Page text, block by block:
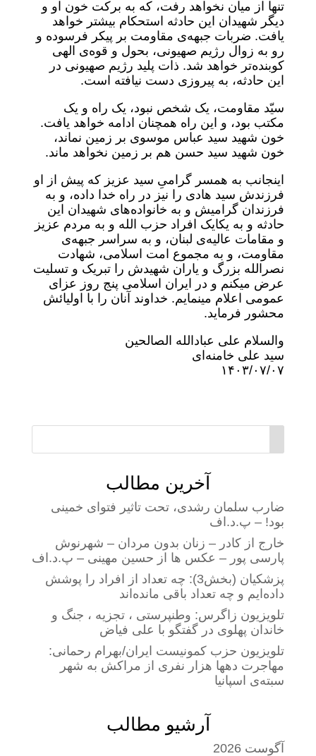
تنها از میان نخواهد رفت، که به برکت خون او و
دیگر شهیدان این حادثه استحکام بیشتر خواهد
یافت. ضربات جبهه‌ی مقاومت بر پیکر فرسوده و
رو به زوال رژیم صهیونی، بحول و قوه‌ی الهی
کوبنده‌تر خواهد شد. ذات پلید رژیم صهیونی در
این حادثه، به پیروزی دست نیافته است.
سیّد مقاومت، یک شخص نبود، یک راه و یک
مکتب بود، و این راه همچنان ادامه خواهد یافت.
خون شهید سید عباس موسوی بر زمین نماند،
خون شهید سید حسن هم بر زمین نخواهد ماند.
اینجانب به همسر گرامیِ سید عزیز که پیش از او
فرزندش سید هادی را نیز در راه خدا داده، و به
فرزندان گرامیش و به خانواده‌های شهیدان این
حادثه و به یکایک افراد حزب الله و به مردم عزیز
و مقامات عالیه‌ی لبنان، و به سراسر جبهه‌ی
مقاومت، و به مجموع امت اسلامی، شهادت
نصرالله بزرگ و یاران شهیدش را تبریک و تسلیت
عرض میکنم و در ایران اسلامی پنج روز عزای
عمومی اعلام مینمایم. خداوند آنان را با اولیائش
محشور فرماید.
والسلام علی عبادالله الصالحین
سید علی خامنه‌ای
۱۴۰۳/۰۷/۰۷
آخرین مطالب
ضارب سلمان رشدی، تحت تاثیر فتوای خمینی
بود! – پ.د.اف
خارج از کادر – زنان بدون مردان – شهرنوش
پارسی پور – عکس ها از حسین مهینی – پ.د.اف
پزشکیان (بخش3): چه تعداد از افراد را پوشش
داده‌ایم و چه تعداد باقی مانده‌اند
تلویزیون زاگرس: وطنپرستی ، تجزیه ، جنگ و
خاندان پهلوی در گفتگو با علی فیاض
تلویزیون حزب کمونیست ایران/بهرام رحمانی:
مهاجرت دهها هزار نفری از مراکش به شهر
سبته‌ی اسپانیا
آرشیو مطالب
آگوست 2026